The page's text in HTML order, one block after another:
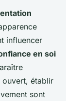
influencer
en soi
établir
sont